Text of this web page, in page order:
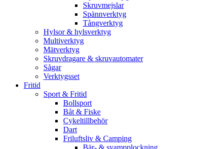
Skruvmejslar
Spännverktyg
Tångverktyg
Hylsor & hylsverktyg
Multiverktyg
Mätverktyg
Skruvdragare & skruvautomater
Sågar
Verktygsset
Fritid
Sport & Fritid
Bollsport
Båt & Fiske
Cykeltillbehör
Dart
Friluftsliv & Camping
Bär- & svampplockning